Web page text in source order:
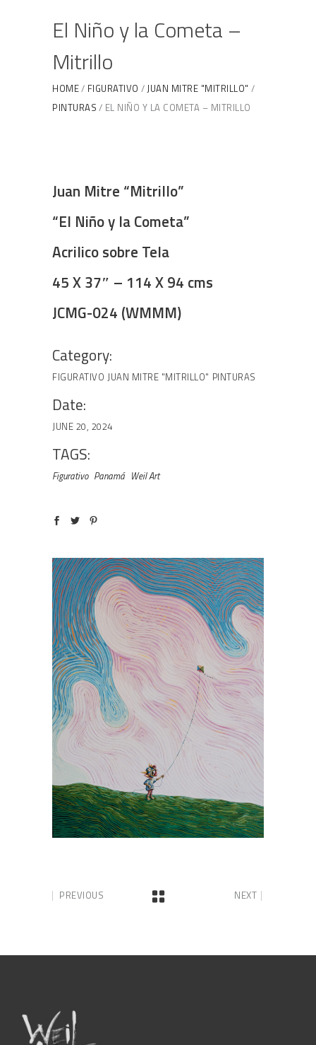
El Niño y la Cometa –
Mitrillo
HOME FIGURATIVO
JUAN MITRE "MITRILLO"
PINTURAS
EL NIÑO Y LA COMETA – MITRILLO
Juan Mitre “Mitrillo”
“El Niño y la Cometa”
Acrilico sobre Tela
45 X 37″ – 114 X 94 cms
JCMG-024 (WMMM)
Category:
FIGURATIVO JUAN MITRE "MITRILLO" PINTURAS
Date:
JUNE 20, 2024
TAGS:
Figurativo Panamá Weil Art
PREVIOUS NEXT